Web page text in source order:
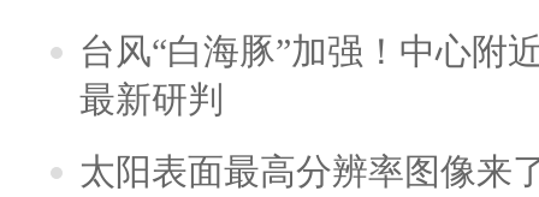
台风“白海豚”加强！中心附
最新研判
太阳表面最高分辨率图像来